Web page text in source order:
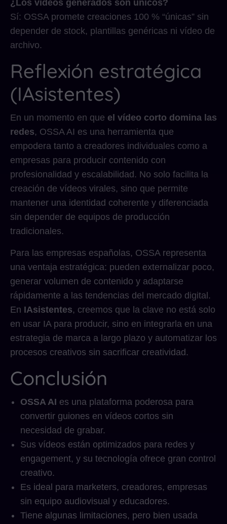
¿Los vídeos generados son únicos?
Sí: OSSA promete creaciones 100 % “únicas” sin
depender de stock, plantillas genéricas ni vídeo de
archivo.
Reflexión estratégica
(IAsistentes)
En un momento en que el vídeo corto domina las
redes, OSSA AI es una herramienta que
empodera tanto a creadores individuales como a
empresas para producir contenido con
profesionalidad y escalabilidad. No solo facilita la
creación de vídeos virales, sino que permite
mantener una identidad coherente y diferenciada
sin depender de equipos de producción
tradicionales.
Para las empresas españolas, OSSA representa
una ventaja estratégica: pueden externalizar poco,
generar volumen de contenido y adaptarse
rápidamente a las tendencias del mercado digital.
En IAsistentes, creemos que la clave no está solo
en usar IA para producir, sino en integrarla en una
estrategia de marca a largo plazo y automatizar los
procesos creativos sin sacrificar creatividad.
Conclusión
OSSA AI es una plataforma poderosa para
convertir guiones en vídeos cortos sin
necesidad de grabar.
Sus vídeos están optimizados para redes y
engagement, y su tecnología ofrece gran control
creativo.
Es ideal para marketers, creadores, empresas
sin equipo audiovisual y educadores.
Tiene algunas limitaciones, pero bien usada